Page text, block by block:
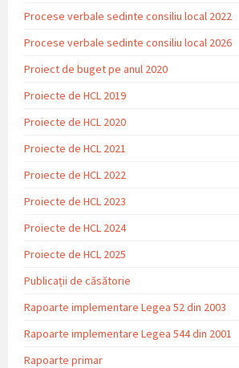
Procese verbale sedinte consiliu local 2022
Procese verbale sedinte consiliu local 2026
Proiect de buget pe anul 2020
Proiecte de HCL 2019
Proiecte de HCL 2020
Proiecte de HCL 2021
Proiecte de HCL 2022
Proiecte de HCL 2023
Proiecte de HCL 2024
Proiecte de HCL 2025
Publicații de căsătorie
Rapoarte implementare Legea 52 din 2003
Rapoarte implementare Legea 544 din 2001
Rapoarte primar